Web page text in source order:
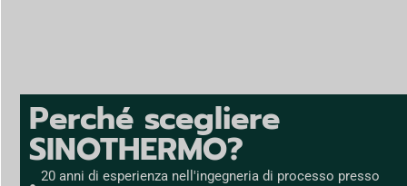
Perché scegliere
SINOTHERMO?
20 anni di esperienza nell'ingegneria di processo presso